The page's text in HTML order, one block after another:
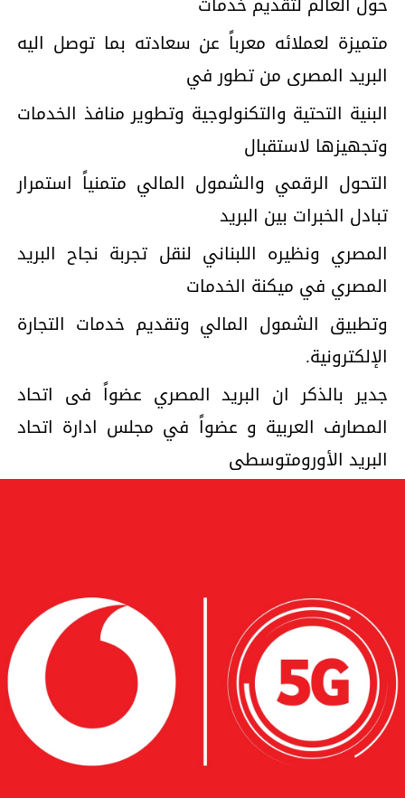
متميزة لعملائه معرباً عن سعادته بما توصل اليه
البريد المصرى من تطور في
البنية التحتية والتكنولوجية وتطوير منافذ الخدمات
وتجهيزها لاستقبال
التحول الرقمي والشمول المالي متمنياً استمرار
تبادل الخبرات بين البريد
المصري ونظيره اللبناني لنقل تجربة نجاح البريد
المصري في ميكنة الخدمات
وتطبيق الشمول المالي وتقديم خدمات التجارة
الإلكترونية.
جدير بالذكر ان البريد المصري عضواً فى اتحاد
المصارف العربية و عضواً في مجلس ادارة اتحاد
البريد الأورومتوسطى